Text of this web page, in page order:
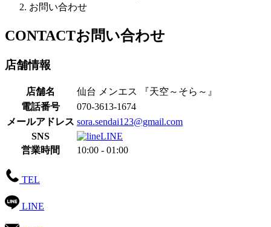
お問い合わせ
CONTACTお問い合わせ
店舗情報
店舗名
仙台 メンエス 『天空～そら～』
電話番号
070-3613-1674
メールアドレス sora.sendai123@gmail.com
SNS
LINE
営業時間
10:00 - 01:00
TEL
LINE